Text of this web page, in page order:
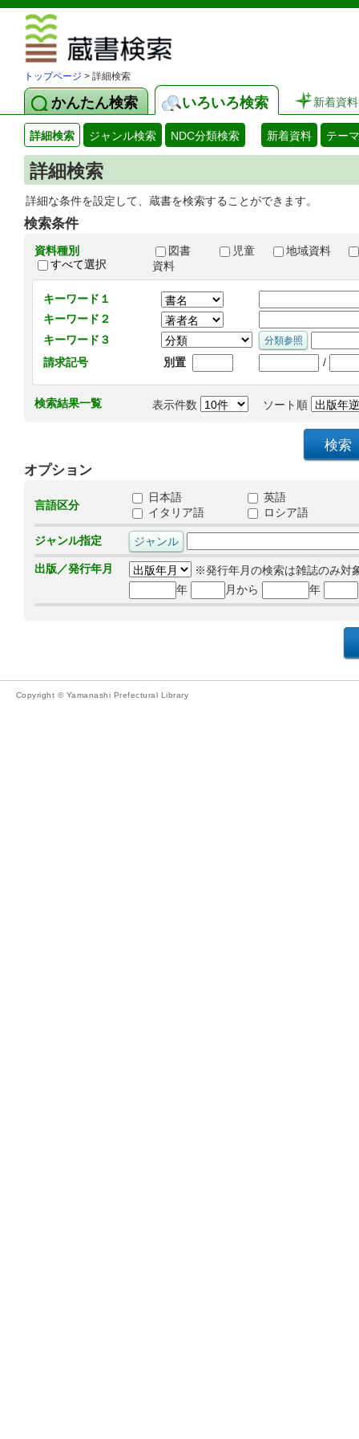
トップページ > 詳細検索
かんたん検索 いろいろ検索 新着資料
詳細検索 ジャンル検索 NDC分類検索 新着資料 テー
詳細検索
詳細な条件を設定して、蔵書を検索することができます。
検索条件
資料種別
すべて選択
図書 児童
地域資料
資料
キーワード１
キーワード２
キーワード３
請求記号
別置 /
検索結果一覧 表示件数 ソート順
オプション
言語区分
日本語
英語
イタリア語
ロシア語
ジャンル指定
出版／発行年月
※発行年月の検索は雑誌のみ対
年
月から 年
Copyright © Yamanashi Prefectural Library